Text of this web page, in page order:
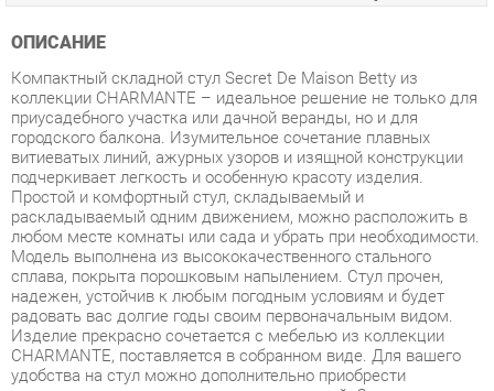
Компактный складной стул Secret De Maison Betty из
коллекции CHARMANTE – идеальное решение не только для
приусадебного участка или дачной веранды, но и для
городского балкона. Изумительное сочетание плавных
витиеватых линий, ажурных узоров и изящной конструкции
подчеркивает легкость и особенную красоту изделия.
Простой и комфортный стул, складываемый и
раскладываемый одним движением, можно расположить в
любом месте комнаты или сада и убрать при необходимости.
Модель выполнена из высококачественного стального
сплава, покрыта порошковым напылением. Стул прочен,
надежен, устойчив к любым погодным условиям и будет
радовать вас долгие годы своим первоначальным видом.
Изделие прекрасно сочетается с мебелью из коллекции
CHARMANTE, поставляется в собранном виде. Для вашего
удобства на стул можно дополнительно приобрести
декоративную подушку из наших коллекций. Страна-
производитель: КИТАЙ
Условия покупки